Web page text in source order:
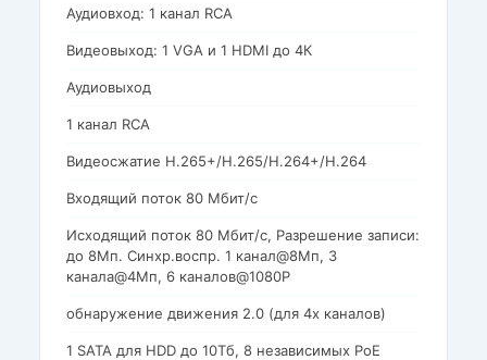
Аудиовход: 1 канал RCA
Видеовыход: 1 VGA и 1 HDMI до 4К
Аудиовыход
1 канал RCA
Видеосжатие H.265+/H.265/H.264+/H.264
Входящий поток 80 Мбит/с
Исходящий поток 80 Мбит/с, Разрешение записи:
до 8Мп. Синхр.воспр. 1 канал@8Мп, 3
канала@4Мп, 6 каналов@1080P
обнаружение движения 2.0 (для 4х каналов)
1 SATA для HDD до 10Тб, 8 независимых PoE